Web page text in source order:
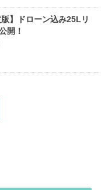
版】ドローン込み25Lリ
開！